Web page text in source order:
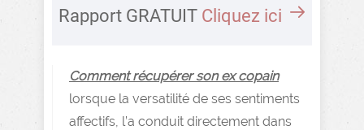
Rapport GRATUIT Cliquez ici
Comment récupérer son ex copain
lorsque la versatilité de ses sentiments
affectifs, l’a conduit directement dans